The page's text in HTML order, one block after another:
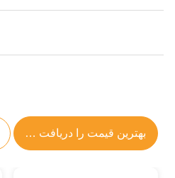
بهترین قیمت را دریافت کنید